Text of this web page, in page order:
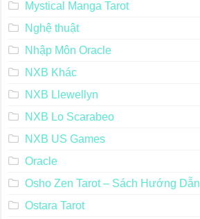
Mystical Manga Tarot
Nghệ thuật
Nhập Môn Oracle
NXB Khác
NXB Llewellyn
NXB Lo Scarabeo
NXB US Games
Oracle
Osho Zen Tarot – Sách Hướng Dẫn
Ostara Tarot